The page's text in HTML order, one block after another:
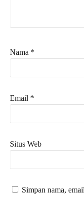
Nama *
Email *
Situs Web
Simpan nama,